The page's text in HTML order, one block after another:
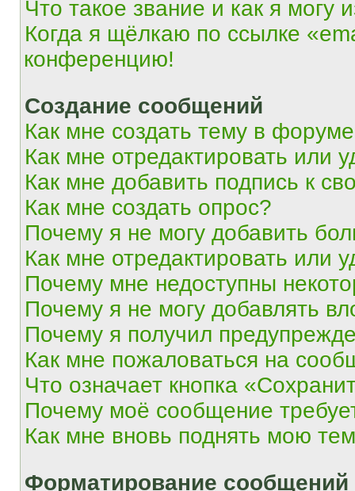
Что такое звание и как я могу
Когда я щёлкаю по ссылке
конференцию!
Создание сообщений
Как мне создать тему в
Как мне отредактировать или
Как мне добавить подпись к
Как мне создать опрос?
Почему я не могу добавить
Как мне отредактировать или
Почему мне недоступны
Почему я не могу добавлять
Почему я получил
Как мне пожаловаться на
Что означает кнопка
Почему моё сообщение
Как мне вновь поднять мою
Форматирование